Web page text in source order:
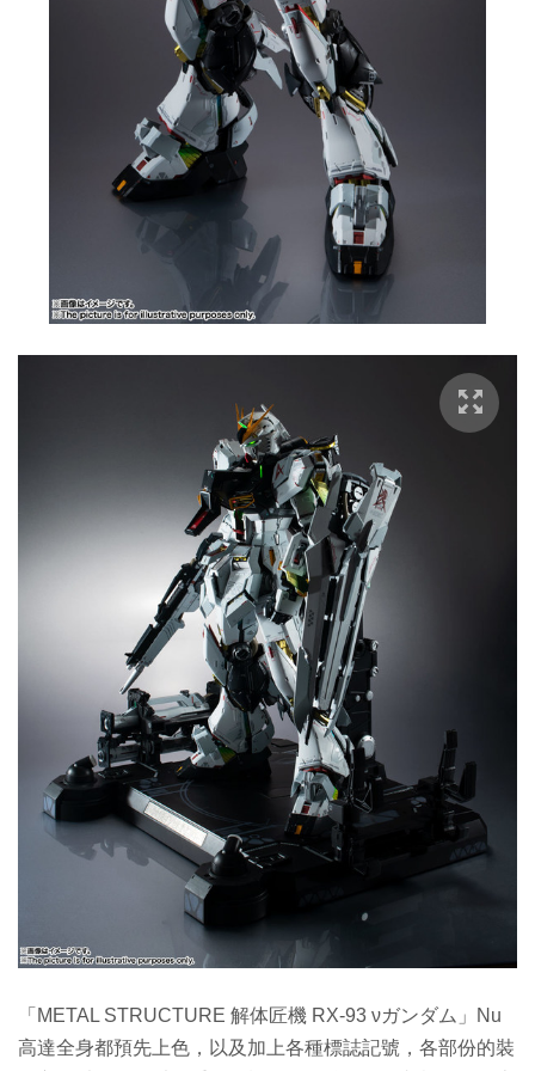
「METAL STRUCTURE 解体匠機 RX-93 νガンダム」Nu
高達全身都預先上色，以及加上各種標誌記號，各部份的裝